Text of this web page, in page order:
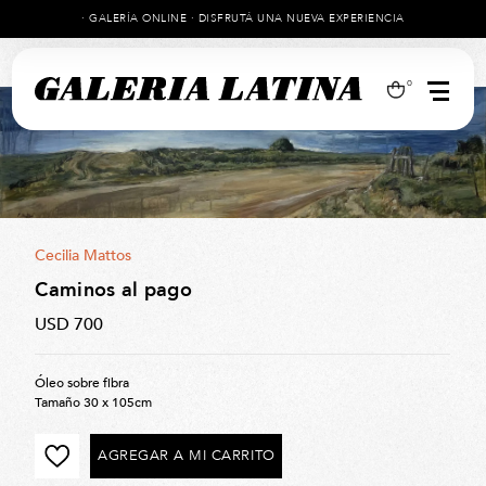
· GALERÍA ONLINE · DISFRUTÁ UNA NUEVA EXPERIENCIA
0
Cecilia Mattos
Caminos al pago
USD 700
Óleo sobre fibra
Tamaño 30 x 105cm
AGREGAR A MI CARRITO